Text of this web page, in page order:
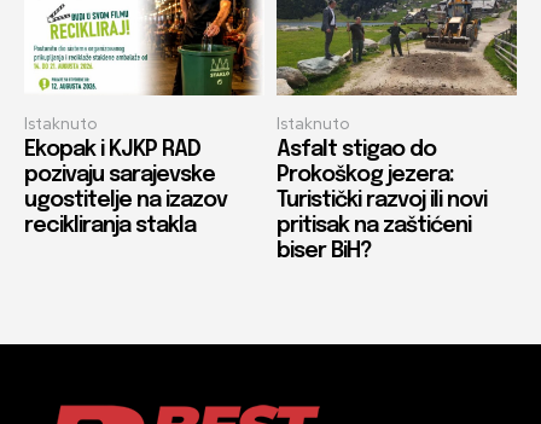
Istaknuto
Ekopak i KJKP RAD
pozivaju sarajevske
ugostitelje na izazov
recikliranja stakla
Istaknuto
Asfalt stigao do
Prokoškog jezera:
Turistički razvoj ili novi
pritisak na zaštićeni
biser BiH?